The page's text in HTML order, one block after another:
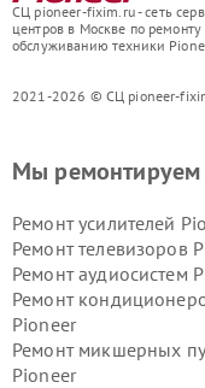
СЦ pioneer-fixim.ru - сеть
центров в Москве по ремонту
обслуживанию техники
2021-2026 © СЦ pioneer-
Мы ремонтируем
Ремонт усилителей
Ремонт телевизоров
Ремонт аудиосистем
Ремонт
Pioneer
Ремонт микшерных
Pioneer